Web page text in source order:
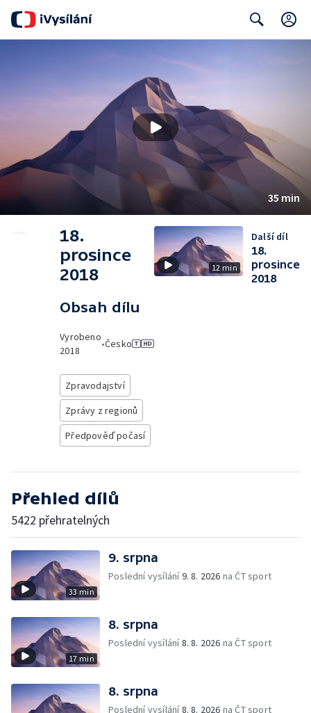
35 min
18.
prosince
2018
Obsah dílu
Vyrobeno
2018
•Česko
Zpravodajství
Zprávy z regionů
Předpověď počasí
12 min
Další díl
18.
prosince
2018
Přehled dílů
5422 přehratelných
33 min
9. srpna
Poslední vysílání9. 8. 2026 na ČT sport
17 min
8. srpna
Poslední vysílání8. 8. 2026 na ČT sport
8. srpna
Poslední vysílání8. 8. 2026 na ČT sport